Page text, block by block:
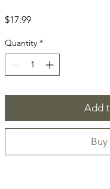
$17.99Price
Quantity *
Add